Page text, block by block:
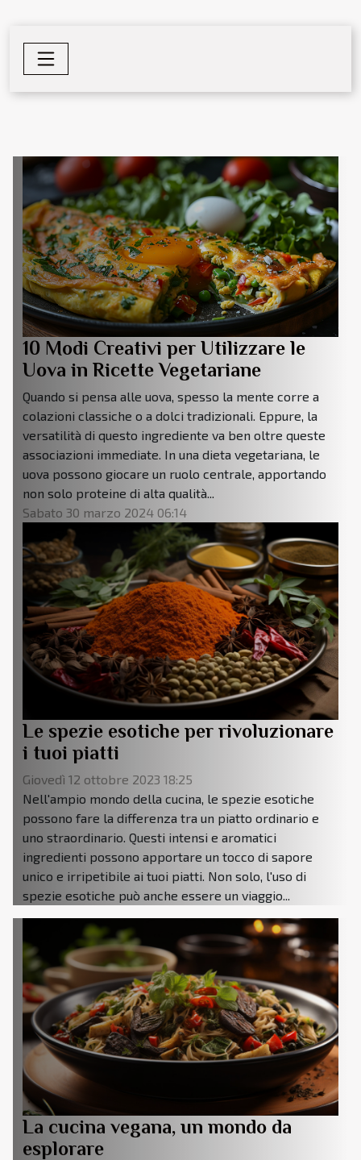
10 Modi Creativi per Utilizzare le
Uova in Ricette Vegetariane
Quando si pensa alle uova, spesso la mente corre a
colazioni classiche o a dolci tradizionali. Eppure, la
versatilità di questo ingrediente va ben oltre queste
associazioni immediate. In una dieta vegetariana, le
uova possono giocare un ruolo centrale, apportando
non solo proteine di alta qualità...
Sabato 30 marzo 2024 06:14
Le spezie esotiche per rivoluzionare
i tuoi piatti
Giovedì 12 ottobre 2023 18:25
Nell'ampio mondo della cucina, le spezie esotiche
possono fare la differenza tra un piatto ordinario e
uno straordinario. Questi intensi e aromatici
ingredienti possono apportare un tocco di sapore
unico e irripetibile ai tuoi piatti. Non solo, l'uso di
spezie esotiche può anche essere un viaggio...
La cucina vegana, un mondo da
esplorare